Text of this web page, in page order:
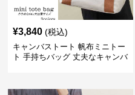
¥3,840 (税込)
キャンバストート 帆布ミニトー
ト 手持ちバッグ 丈夫なキャンバ